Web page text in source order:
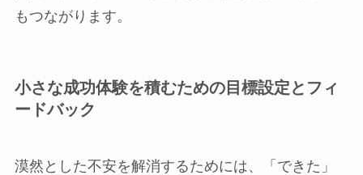
もつながります。
小さな成功体験を積むための目標設定とフィ
ードバック
漠然とした不安を解消するためには、「できた」